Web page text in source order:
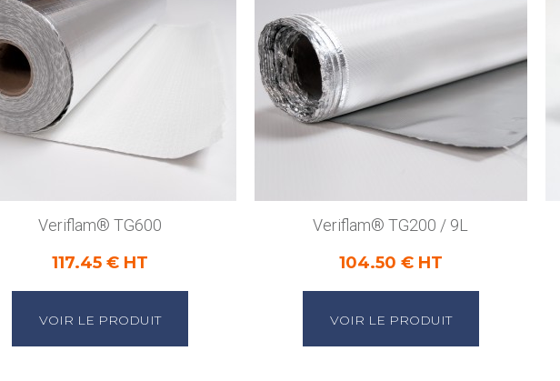
Veriflam® TG600
117.45 € HT
VOIR LE PRODUIT
Veriflam® TG200 / 9L
104.50 € HT
VOIR LE PRODUIT